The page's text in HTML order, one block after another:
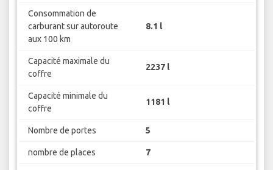
Consommation de
carburant sur autoroute
aux 100 km
8.1 l
Capacité maximale du
coffre
2237 l
Capacité minimale du
coffre
1181 l
Nombre de portes 5
nombre de places 7